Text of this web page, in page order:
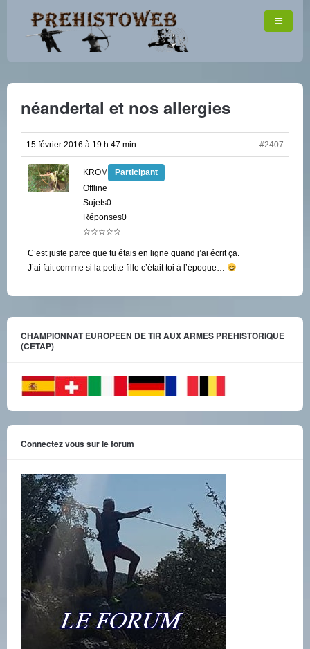
néandertal et nos allergies
15 février 2016 à 19 h 47 min #2407
KROM
Participant
Offline
Sujets0
Réponses0
☆☆☆☆☆
C’est juste parce que tu étais en ligne quand j’ai écrit ça.
J’ai fait comme si la petite fille c’était toi à l’époque…
CHAMPIONNAT EUROPEEN DE TIR AUX ARMES PREHISTORIQUE
(CETAP)
Connectez vous sur le forum